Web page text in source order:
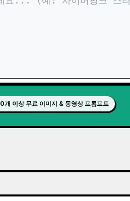
이상 무료 이미지 & 동영상 프롬프트